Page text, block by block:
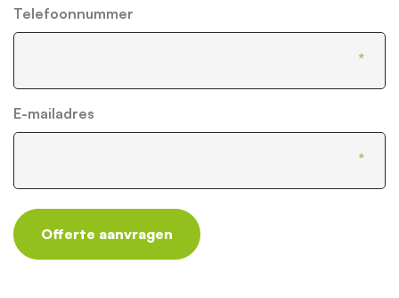
Telefoonnummer
E-mailadres
Offerte aanvragen